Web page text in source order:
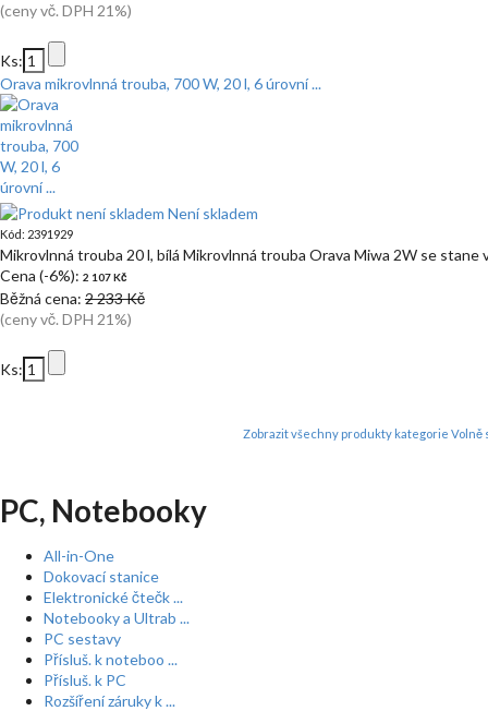
(ceny vč. DPH 21%)
Ks:
Orava mikrovlnná trouba, 700 W, 20 l, 6 úrovní ...
Není skladem
Kód: 2391929
Mikrovlnná trouba 20 l, bílá Mikrovlnná trouba Orava Miwa 2W se stane
Cena (-6%): 2 107 Kč
Běžná cena: 2 233 Kč
(ceny vč. DPH 21%)
Ks:
Zobrazit všechny produkty kategorie
PC, Notebooky
All-in-One
Dokovací stanice
Elektronické čtečk ...
Notebooky a Ultrab ...
PC sestavy
Přísluš. k noteboo ...
Přísluš. k PC
Rozšíření záruky k ...